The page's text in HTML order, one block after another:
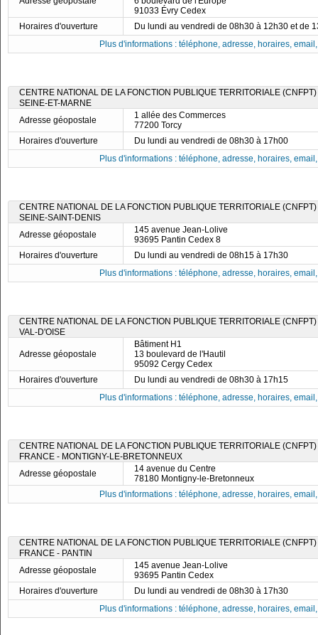
91033 Évry Cedex
Horaires d'ouverture
Du lundi au vendredi de 08h30 à 12h30 et de
Plus d'informations : téléphone, adresse, horaires,
CENTRE NATIONAL DE LA FONCTION PUBLIQUE TERRITORIALE
SEINE-ET-MARNE
Adresse géopostale
1 allée des Commerces
77200 Torcy
Horaires d'ouverture
Du lundi au vendredi de 08h30 à 17h00
Plus d'informations : téléphone, adresse, horaires,
CENTRE NATIONAL DE LA FONCTION PUBLIQUE TERRITORIALE
SEINE-SAINT-DENIS
Adresse géopostale
145 avenue Jean-Lolive
93695 Pantin Cedex 8
Horaires d'ouverture
Du lundi au vendredi de 08h15 à 17h30
Plus d'informations : téléphone, adresse, horaires,
CENTRE NATIONAL DE LA FONCTION PUBLIQUE TERRITORIALE
VAL-D'OISE
Adresse géopostale
Bâtiment H1
13 boulevard de l'Hautil
95092 Cergy Cedex
Horaires d'ouverture
Du lundi au vendredi de 08h30 à 17h15
Plus d'informations : téléphone, adresse, horaires,
CENTRE NATIONAL DE LA FONCTION PUBLIQUE TERRITORIALE
FRANCE - MONTIGNY-LE-BRETONNEUX
Adresse géopostale
14 avenue du Centre
78180 Montigny-le-Bretonneux
Plus d'informations : téléphone, adresse, horaires,
CENTRE NATIONAL DE LA FONCTION PUBLIQUE TERRITORIALE
FRANCE - PANTIN
Adresse géopostale
145 avenue Jean-Lolive
93695 Pantin Cedex
Horaires d'ouverture
Du lundi au vendredi de 08h30 à 17h30
Plus d'informations : téléphone, adresse, horaires,